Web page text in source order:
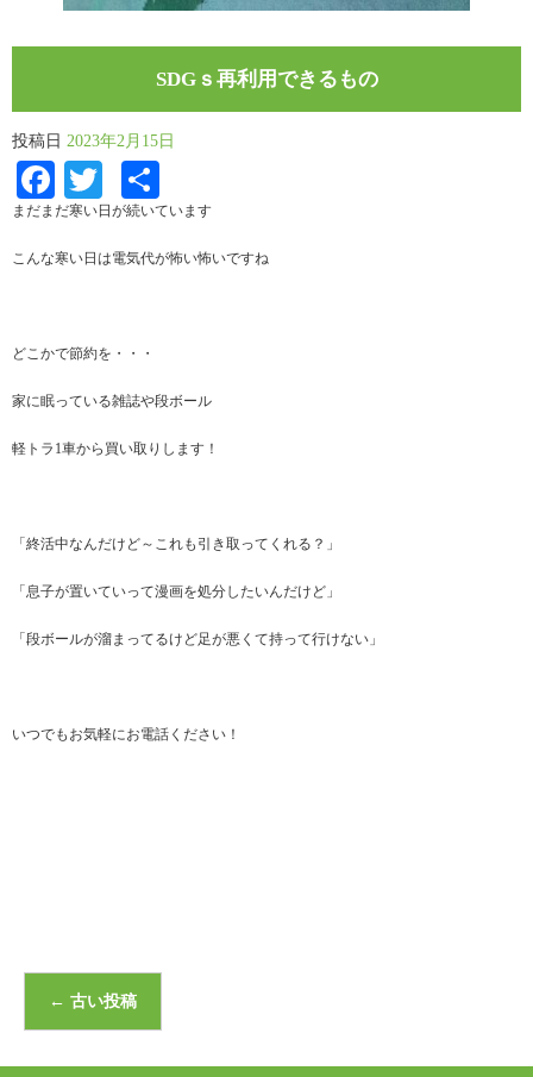
SDGｓ再利用できるもの
投稿日 2023年2月15日
Facebook
Twitter
有
まだまだ寒い日が続いています
こんな寒い日は電気代が怖い怖いですね
どこかで節約を・・・
家に眠っている雑誌や段ボール
軽トラ1車から買い取りします！
「終活中なんだけど～これも引き取ってくれる？」
「息子が置いていって漫画を処分したいんだけど」
「段ボールが溜まってるけど足が悪くて持って行けない」
いつでもお気軽にお電話ください！
← 古い投稿